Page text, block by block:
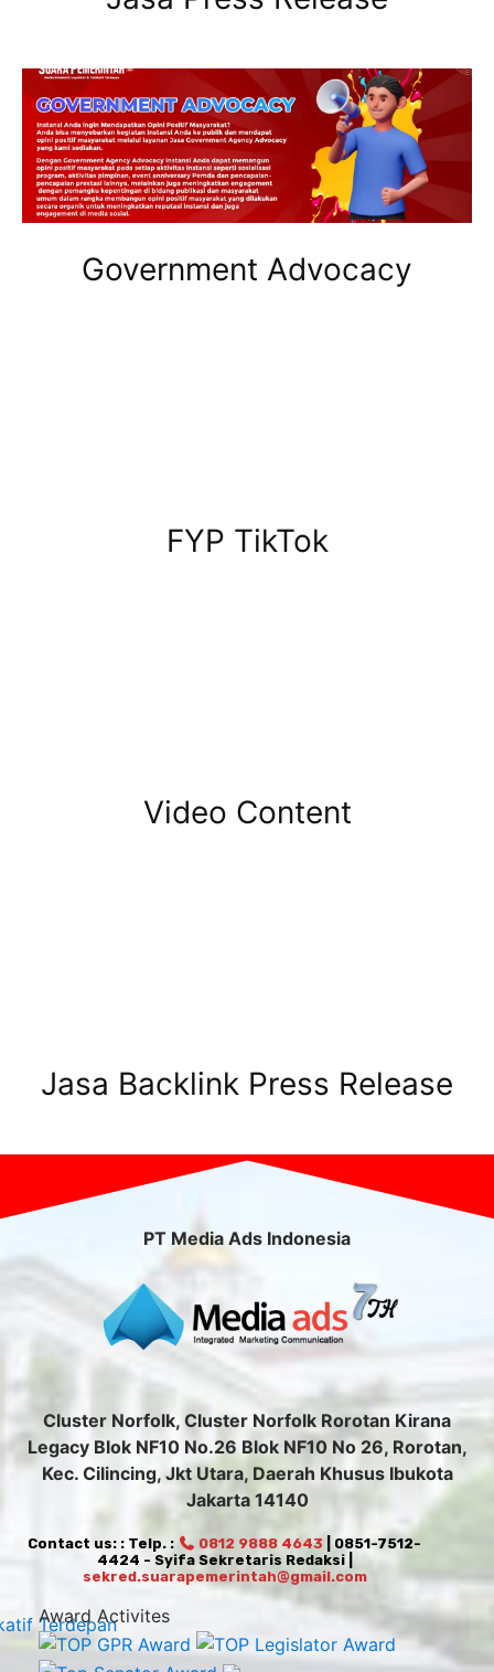
Government Advocacy
FYP TikTok
Video Content
Jasa Backlink Press Release
PT Media Ads Indonesia
Cluster Norfolk, Cluster Norfolk Rorotan Kirana
Legacy Blok NF10 No.26 Blok NF10 No 26, Rorotan,
Kec. Cilincing, Jkt Utara, Daerah Khusus Ibukota
Jakarta 14140
Contact us: : Telp. : 0812 9888 4643 | 0851-7512-
4424 - Syifa Sekretaris Redaksi |
sekred.suarapemerintah@gmail.com
Award Activites